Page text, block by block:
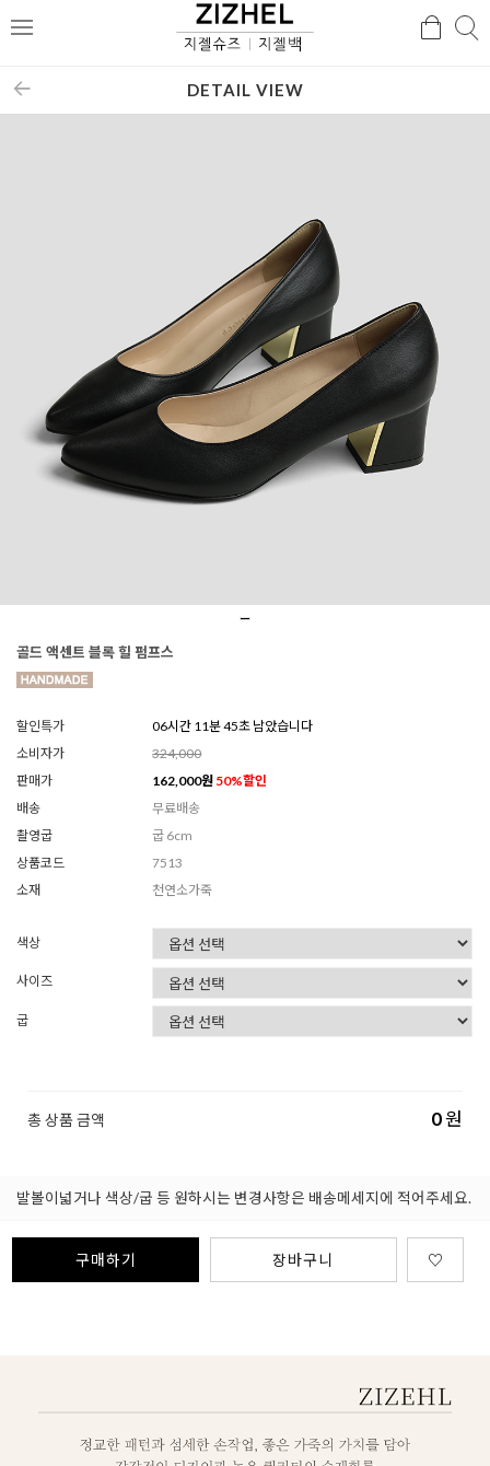
메
검
DETAIL VIEW
골드 액센트 블록 힐 펌프스
할인특가
06시간 11분 42초 남았습니다
소비자가
324,000
판매가
162,000원 50%할인
배송
무료배송
촬영굽
굽 6cm
상품코드
7513
소재
천연소가죽
색상
사이즈
굽
총 상품 금액 0원
발볼이넓거나 색상/굽 등 원하시는 변경사항은 배송메세지에 적어주세요.
구매하기 장바구니 ♡